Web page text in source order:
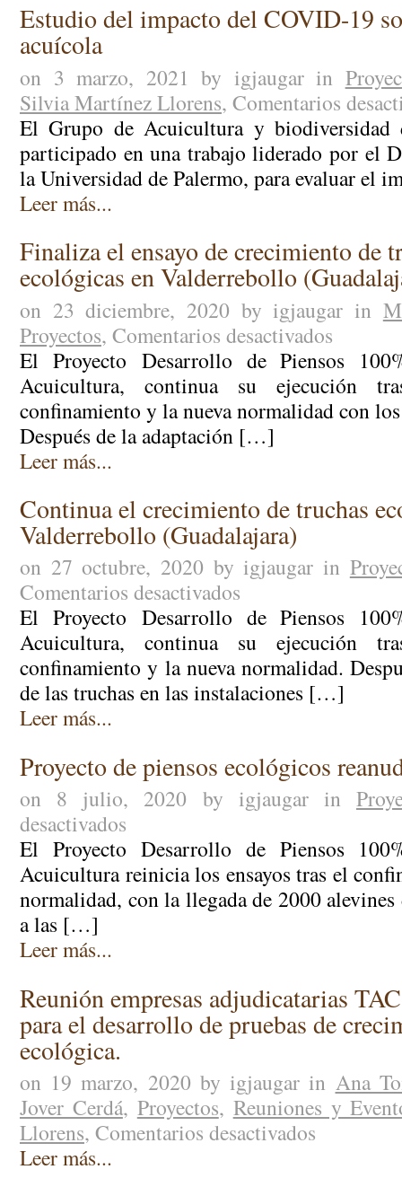
Estudio del impacto del COVID-19
acuícola
on 3 marzo, 2021 by igjaugar in
Silvia Martínez Llorens, Comentarios
El Grupo de Acuicultura y biodiversidad
participado en una trabajo liderado por el
la Universidad de Palermo, para evaluar el
Leer más...
Finaliza el ensayo de crecimiento de
ecológicas en Valderrebollo
on 23 diciembre, 2020 by igjaugar in
Proyectos, Comentarios desactivadosen
Finaliza
el
ensayo
de
en
El Proyecto Desarrollo de Piensos
Acuicultura, continua su ejecución
confinamiento y la nueva normalidad con los
Después de la adaptación […]
Leer más...
Continua el crecimiento de truchas
Valderrebollo (Guadalajara)
on 27 octubre, 2020 by igjaugar in
Comentarios desactivadosen
Continua
el
crecimiento
de
truchas
(Guadalajara)
El Proyecto Desarrollo de Piensos
Acuicultura, continua su ejecución
confinamiento y la nueva normalidad.
de las truchas en las instalaciones […]
Leer más...
Proyecto de piensos ecológicos
on 8 julio, 2020 by igjaugar in
desactivadosen
Proyecto
de
piensos
ecológicos
El Proyecto Desarrollo de Piensos
Acuicultura reinicia los ensayos tras el
normalidad, con la llegada de 2000
a las […]
Leer más...
Reunión empresas adjudicatarias
para el desarrollo de pruebas de
ecológica.
on 19 marzo, 2020 by igjaugar in Ana
Jover Cerdá, Proyectos, Reuniones y
Llorens, Comentarios desactivadosen
Leer más...